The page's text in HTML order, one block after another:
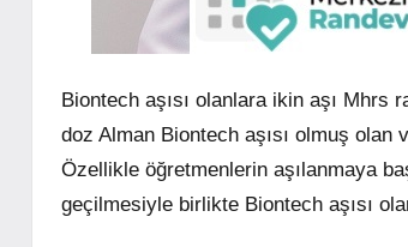
Biontech aşısı olanlara ikin aşı Mhrs
doz Alman Biontech aşısı olmuş olan
Özellikle öğretmenlerin aşılanmaya
geçilmesiyle birlikte Biontech aşısı